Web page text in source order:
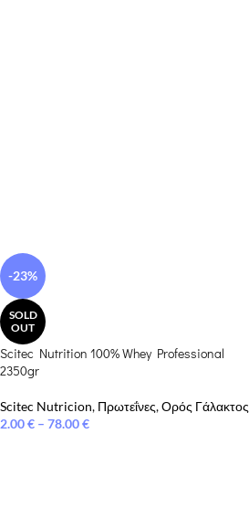
-23%
SOLD
OUT
Scitec Nutrition 100% Whey Professional
2350gr
Scitec Nutricion, Πρωτεΐνες,Ορός Γάλακτος
2.00€ – 78.00€